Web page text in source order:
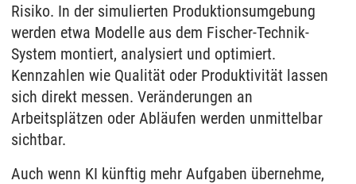
Risiko. In der simulierten Produktionsumgebung
werden etwa Modelle aus dem Fischer-Technik-
System montiert, analysiert und optimiert.
Kennzahlen wie Qualität oder Produktivität lassen
sich direkt messen. Veränderungen an
Arbeitsplätzen oder Abläufen werden unmittelbar
sichtbar.
Auch wenn KI künftig mehr Aufgaben übernehme,